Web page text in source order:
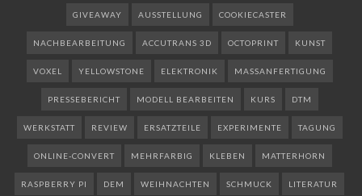
GIVEAWAY AUSSTELLUNG COOKIECASTER
NACHBEARBEITUNG ACCUTRANS 3D OCTOPRINT KUNST
VOXEL YELLOWSTONE ELEKTRONIK MASSANFERTIGUNG
PRESSEBERICHT MODELL BEARBEITEN KURS DTM
WERKSTATT REVIEW ERSATZTEILE EXPERIMENTE TAGUNG
ONLINE-CONVERT MEHRFARBIG KLEBEN MATTERHORN
RASPBERRY PI DEM WEIHNACHTEN SCHMUCK LITERATUR